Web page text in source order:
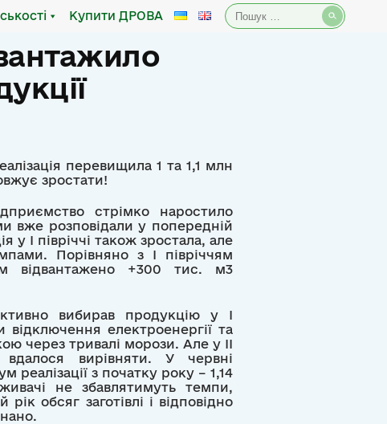
Купити ДРОВА Пошук:
перевищила 1 та 1,1 млн
зростати!
стрімко наростило
вже розповідали у попередній
у І півріччі також зростала, але
Порівняно з І півріччям
відвантажено +300 тис. м3
вибирав продукцію у І
відключення електроенергії та
через тривалі морози. Але у ІІ
вдалося вирівняти. У червні
реалізації з початку року – 1,14
не збавлятимуть темпи,
обсяг заготівлі і відповідно